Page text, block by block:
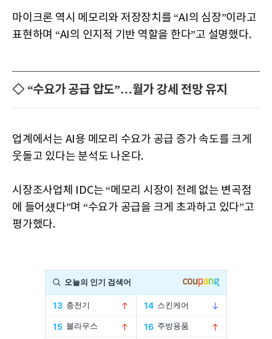
마이크론 역시 메모리와 저장장치를 “AI의 심장”이라고
표현하며 “AI의 인지적 기반 역할을 한다”고 설명했다.
◇ “수요가 공급 압도”…월가 강세 전망 유지
업계에서는 AI용 메모리 수요가 공급 증가 속도를 크게
웃돌고 있다는 분석도 나온다.
시장조사업체 IDC는 “메모리 시장이 전례 없는 변곡점
에 들어섔다”며 “수요가 공급을 크게 초과하고 있다”고
평가했다.